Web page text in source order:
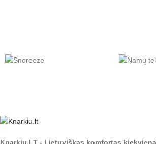
Knarkiu.LT - Lietuviškas komfortas